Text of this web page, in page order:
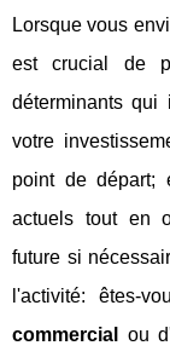
Lorsque vous
est crucial de
déterminants qui
votre
point de départ;
actuels tout en
future si
l'activité: êtes-
commercial
ou